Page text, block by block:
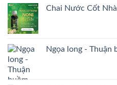
Chai Nước Cốt
Ngọa long - Thuận